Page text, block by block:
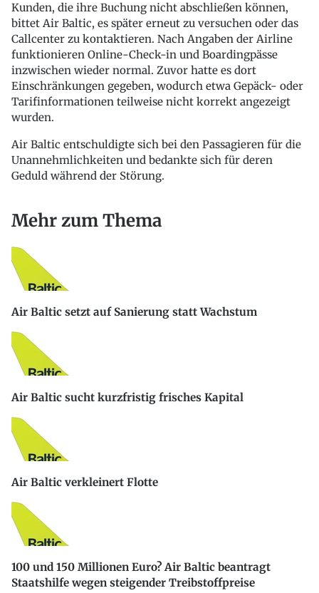
Kunden, die ihre Buchung nicht abschließen können,
bittet Air Baltic, es später erneut zu versuchen oder das
Callcenter zu kontaktieren. Nach Angaben der Airline
funktionieren Online-Check-in und Boardingpässe
inzwischen wieder normal. Zuvor hatte es dort
Einschränkungen gegeben, wodurch etwa Gepäck- oder
Tarifinformationen teilweise nicht korrekt angezeigt
wurden.
Air Baltic entschuldigte sich bei den Passagieren für die
Unannehmlichkeiten und bedankte sich für deren
Geduld während der Störung.
Mehr zum Thema
Air Baltic setzt auf Sanierung statt Wachstum
Air Baltic sucht kurzfristig frisches Kapital
Air Baltic verkleinert Flotte
100 und 150 Millionen Euro? Air Baltic beantragt
Staatshilfe wegen steigender Treibstoffpreise